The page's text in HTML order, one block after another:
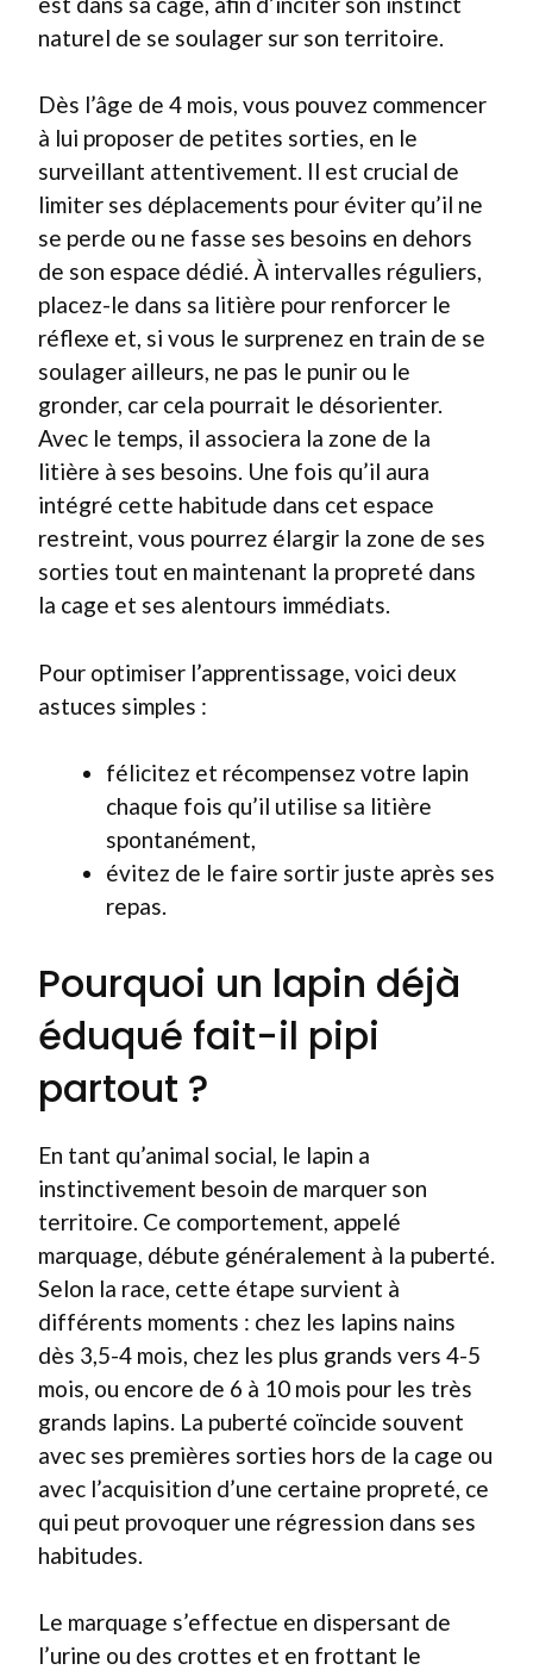
naturel de se soulager sur son territoire.
Dès l’âge de 4 mois, vous pouvez commencer
à lui proposer de petites sorties, en le
surveillant attentivement. Il est crucial de
limiter ses déplacements pour éviter qu’il ne
se perde ou ne fasse ses besoins en dehors
de son espace dédié. À intervalles réguliers,
placez-le dans sa litière pour renforcer le
réflexe et, si vous le surprenez en train de se
soulager ailleurs, ne pas le punir ou le
gronder, car cela pourrait le désorienter.
Avec le temps, il associera la zone de la
litière à ses besoins. Une fois qu’il aura
intégré cette habitude dans cet espace
restreint, vous pourrez élargir la zone de ses
sorties tout en maintenant la propreté dans
la cage et ses alentours immédiats.
Pour optimiser l’apprentissage, voici deux
astuces simples :
félicitez et récompensez votre lapin
chaque fois qu’il utilise sa litière
spontanément,
évitez de le faire sortir juste après ses
repas.
Pourquoi un lapin déjà
éduqué fait-il pipi
partout ?
En tant qu’animal social, le lapin a
instinctivement besoin de marquer son
territoire. Ce comportement, appelé
marquage, débute généralement à la puberté.
Selon la race, cette étape survient à
différents moments : chez les lapins nains
dès 3,5-4 mois, chez les plus grands vers 4-5
mois, ou encore de 6 à 10 mois pour les très
grands lapins. La puberté coïncide souvent
avec ses premières sorties hors de la cage ou
avec l’acquisition d’une certaine propreté, ce
qui peut provoquer une régression dans ses
habitudes.
Le marquage s’effectue en dispersant de
l’urine ou des crottes et en frottant le